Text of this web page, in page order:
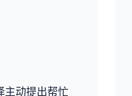
主动提出帮忙